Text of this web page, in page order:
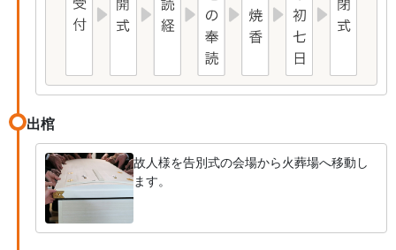
出棺
故人様を告別式の会場から火葬場へ移動し
ます。